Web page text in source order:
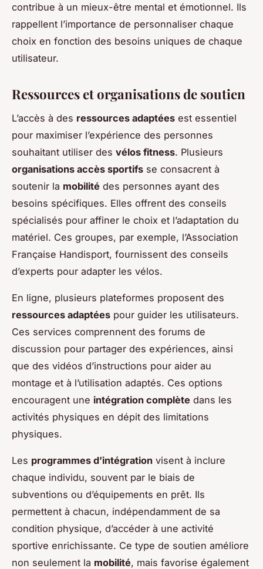
contribue à un mieux-être mental et émotionnel. Ils
rappellent l’importance de personnaliser chaque
choix en fonction des besoins uniques de chaque
utilisateur.
Ressources et organisations de soutien
L’accès à des ressources adaptées est essentiel
pour maximiser l’expérience des personnes
souhaitant utiliser des vélos fitness. Plusieurs
organisations accès sportifs se consacrent à
soutenir la mobilité des personnes ayant des
besoins spécifiques. Elles offrent des conseils
spécialisés pour affiner le choix et l’adaptation du
matériel. Ces groupes, par exemple, l’Association
Française Handisport, fournissent des conseils
d’experts pour adapter les vélos.
En ligne, plusieurs plateformes proposent des
ressources adaptées pour guider les utilisateurs.
Ces services comprennent des forums de
discussion pour partager des expériences, ainsi
que des vidéos d’instructions pour aider au
montage et à l’utilisation adaptés. Ces options
encouragent une intégration complète dans les
activités physiques en dépit des limitations
physiques.
Les programmes d’intégration visent à inclure
chaque individu, souvent par le biais de
subventions ou d’équipements en prêt. Ils
permettent à chacun, indépendamment de sa
condition physique, d’accéder à une activité
sportive enrichissante. Ce type de soutien améliore
non seulement la mobilité, mais favorise également